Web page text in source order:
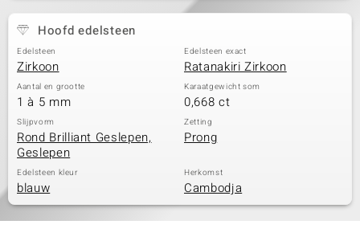
Hoofd edelsteen
Edelsteen
Zirkoon
Edelsteen exact
Ratanakiri Zirkoon
Aantal en grootte
1 à 5 mm
Karaatgewicht som
0,668 ct
Slijpvorm
Rond Brilliant Geslepen,
Geslepen
Zetting
Prong
Edelsteen kleur
blauw
Herkomst
Cambodja